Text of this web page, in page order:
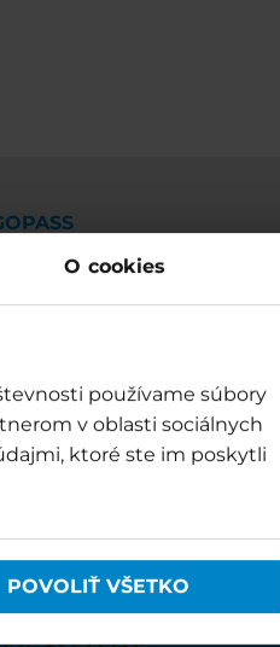
O cookies
používame súbory
v oblasti sociálnych
ktoré ste im poskytli
POVOLIŤ VŠETKO
E-SHOP
26
31, 2026